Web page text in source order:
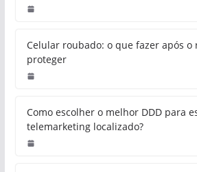
Celular roubado: o que fazer após o
proteger
Como escolher o melhor DDD para
telemarketing localizado?